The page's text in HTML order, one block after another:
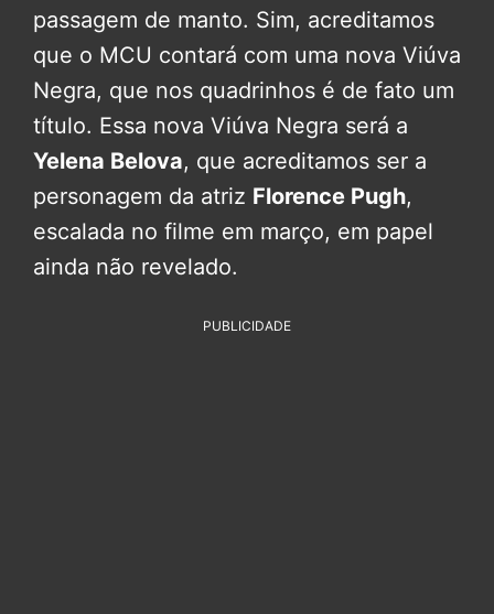
passagem de manto. Sim, acreditamos
que o MCU contará com uma nova Viúva
Negra, que nos quadrinhos é de fato um
título. Essa nova Viúva Negra será a
Yelena Belova, que acreditamos ser a
personagem da atriz Florence Pugh,
escalada no filme em março, em papel
ainda não revelado.
PUBLICIDADE